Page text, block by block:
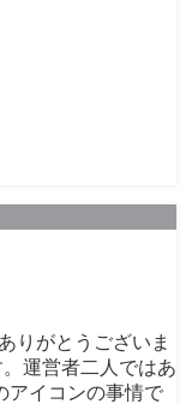
りがとうございま
運営者二人ではあ
イコンの事情で